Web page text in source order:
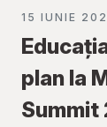
15 IUNIE
plan la
Summit